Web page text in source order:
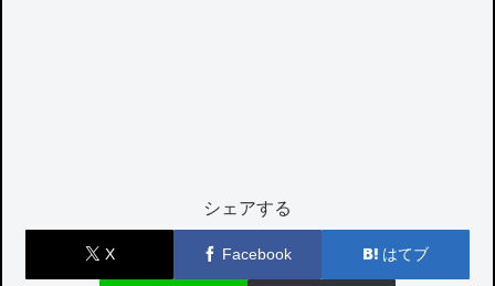
シェアする
X Facebook はてブ